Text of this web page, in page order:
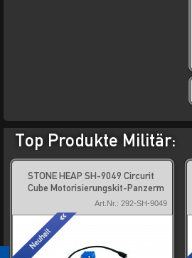
Top Produkte Militär:
STONE HEAP SH-9049 Circurit
Cube Motorisierungskit-Panzerm
Art.Nr.: 292-SH-9049